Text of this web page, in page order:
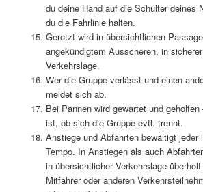
du deine Hand auf die Schulter deines
du die Fahrlinie halten.
Gerotzt wird in übersichtlichen
angekündigtem Ausscheren, in
Verkehrslage.
Wer die Gruppe verlässt und einen
meldet sich ab.
Bei Pannen wird gewartet und
ist, ob sich die Gruppe evtl. trennt.
Anstiege und Abfahrten bewältigt jeder
Tempo. In Anstiegen als auch
in übersichtlicher Verkehrslage
Mitfahrer oder anderen